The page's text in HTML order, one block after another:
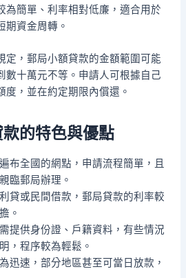
為簡單、利率相對低廉，適合用於
期資金周轉。
定，郵局小額貸款的金額範圍可能
數十萬元不等。申請人可根據自己
度，並在約定期限內償還。
的特色與優點
布全國的網點，申請流程簡單，且
臨郵局辦理。
貸或民間借款，郵局貸款的利率較
。
提供身份證、戶籍資料，有些情況
，程序較為輕鬆。
迅速，部分地區甚至可當日放款，